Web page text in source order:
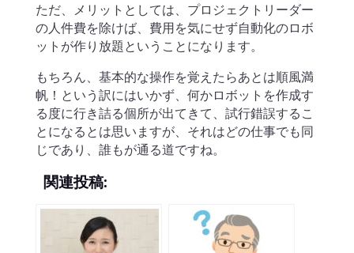
ただ、メリットとしては、プロジェクトリーダー
の人件費を除けば、費用を気にせず自動化のロボ
ットが作り放題ということになります。
もちろん、基本的な操作を覚えたらあとは順風満
帆！という訳にはいかず、何かロボットを作成す
る度に行き詰る個所が出てきて、試行錯誤するこ
とになるとは思いますが、それはどの仕事でも同
じであり、誰もが通る道ですね。
関連投稿: